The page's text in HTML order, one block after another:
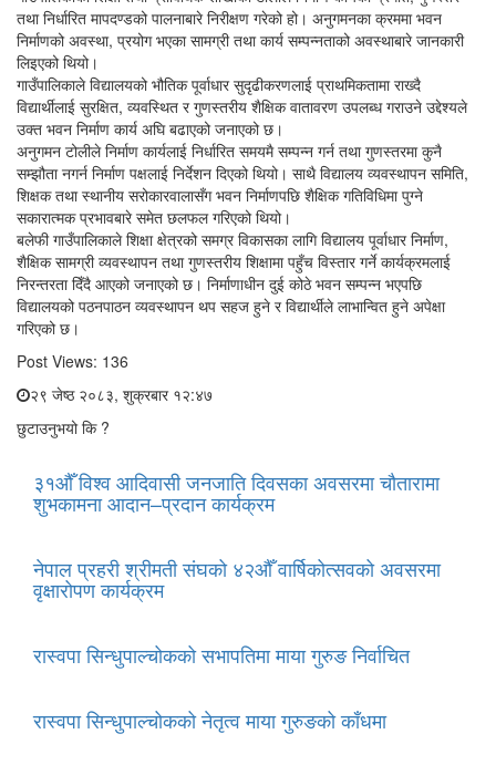
तथा निर्धारित मापदण्डको पालनाबारे निरीक्षण गरेको हो। अनुगमनका क्रममा भवन
निर्माणको अवस्था, प्रयोग भएका सामग्री तथा कार्य सम्पन्नताको अवस्थाबारे जानकारी
लिइएको थियो।
गाउँपालिकाले विद्यालयको भौतिक पूर्वाधार सुदृढीकरणलाई प्राथमिकतामा राख्दै
विद्यार्थीलाई सुरक्षित, व्यवस्थित र गुणस्तरीय शैक्षिक वातावरण उपलब्ध गराउने उद्देश्यले
उक्त भवन निर्माण कार्य अघि बढाएको जनाएको छ।
अनुगमन टोलीले निर्माण कार्यलाई निर्धारित समयमै सम्पन्न गर्न तथा गुणस्तरमा कुनै
सम्झौता नगर्न निर्माण पक्षलाई निर्देशन दिएको थियो। साथै विद्यालय व्यवस्थापन समिति,
शिक्षक तथा स्थानीय सरोकारवालासँग भवन निर्माणपछि शैक्षिक गतिविधिमा पुग्ने
सकारात्मक प्रभावबारे समेत छलफल गरिएको थियो।
बलेफी गाउँपालिकाले शिक्षा क्षेत्रको समग्र विकासका लागि विद्यालय पूर्वाधार निर्माण,
शैक्षिक सामग्री व्यवस्थापन तथा गुणस्तरीय शिक्षामा पहुँच विस्तार गर्ने कार्यक्रमलाई
निरन्तरता दिँदै आएको जनाएको छ। निर्माणाधीन दुई कोठे भवन सम्पन्न भएपछि
विद्यालयको पठनपाठन व्यवस्थापन थप सहज हुने र विद्यार्थीले लाभान्वित हुने अपेक्षा
गरिएको छ।
Post Views: 136
२९ जेष्ठ २०८३, शुक्रबार १२:४७
छुटाउनुभयो कि ?
३१औँ विश्व आदिवासी जनजाति दिवसका अवसरमा चौतारामा
शुभकामना आदान–प्रदान कार्यक्रम
नेपाल प्रहरी श्रीमती संघको ४२औँ वार्षिकोत्सवको अवसरमा
वृक्षारोपण कार्यक्रम
रास्वपा सिन्धुपाल्चोकको सभापतिमा माया गुरुङ निर्वाचित
रास्वपा सिन्धुपाल्चोकको नेतृत्व माया गुरुङको काँधमा